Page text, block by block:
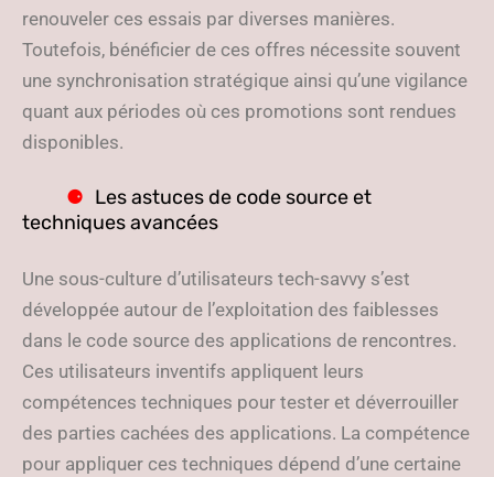
renouveler ces essais par diverses manières.
Toutefois, bénéficier de ces offres nécessite souvent
une synchronisation stratégique ainsi qu’une vigilance
quant aux périodes où ces promotions sont rendues
disponibles.
Les astuces de code source et
techniques avancées
Une sous-culture d’utilisateurs tech-savvy s’est
développée autour de l’exploitation des faiblesses
dans le code source des applications de rencontres.
Ces utilisateurs inventifs appliquent leurs
compétences techniques pour tester et déverrouiller
des parties cachées des applications. La compétence
pour appliquer ces techniques dépend d’une certaine